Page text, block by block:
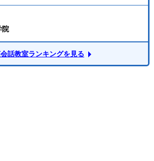
院
話教室ランキングを見る